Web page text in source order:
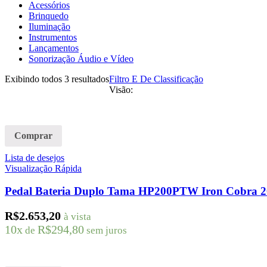
Acessórios
Brinquedo
Iluminação
Instrumentos
Lançamentos
Sonorização Áudio e Vídeo
Exibindo todos 3 resultadosFiltro E De Classificação
Visão:
Comprar
Lista de desejos
Visualização Rápida
Pedal Bateria Duplo Tama HP200PTW Iron Cobra
R$2.653,20 à vista
10x de R$294,80 sem juros